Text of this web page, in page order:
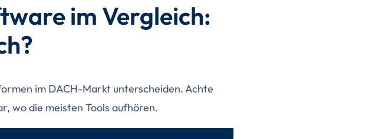
im Vergleich:
im DACH-Markt unterscheiden. Achte
wo die meisten Tools aufhören.